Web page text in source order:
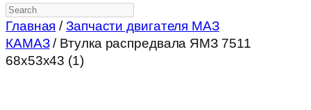
Search
Главная /Запчасти двигателя МАЗ
КАМАЗ/ Втулка распредвала ЯМЗ 7511
68х53х43 (1)